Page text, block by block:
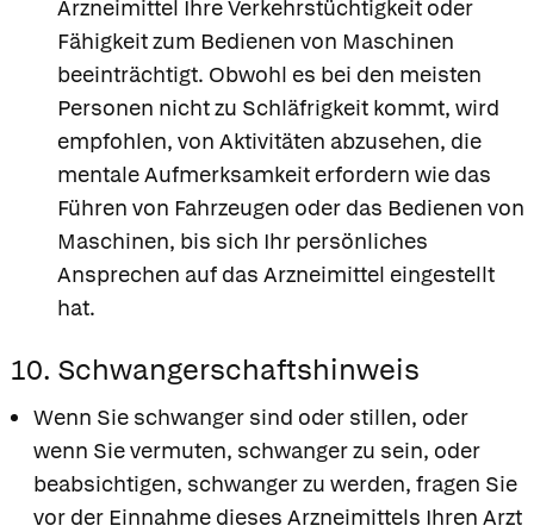
Arzneimittel Ihre Verkehrstüchtigkeit oder
Fähigkeit zum Bedienen von Maschinen
beeinträchtigt. Obwohl es bei den meisten
Personen nicht zu Schläfrigkeit kommt, wird
empfohlen, von Aktivitäten abzusehen, die
mentale Aufmerksamkeit erfordern wie das
Führen von Fahrzeugen oder das Bedienen von
Maschinen, bis sich Ihr persönliches
Ansprechen auf das Arzneimittel eingestellt
hat.
10. Schwangerschaftshinweis
Wenn Sie schwanger sind oder stillen, oder
wenn Sie vermuten, schwanger zu sein, oder
beabsichtigen, schwanger zu werden, fragen Sie
vor der Einnahme dieses Arzneimittels Ihren Arzt